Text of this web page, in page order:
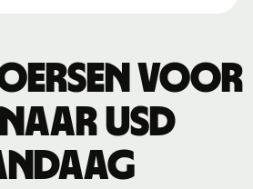
voor
naar USD